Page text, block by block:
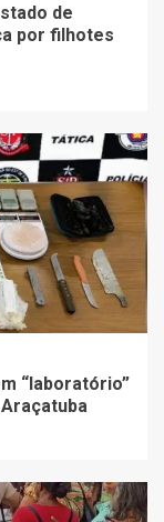
de
por filhotes
“laboratório”